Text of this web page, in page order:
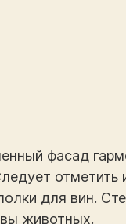
фасад
для вин.
животных.